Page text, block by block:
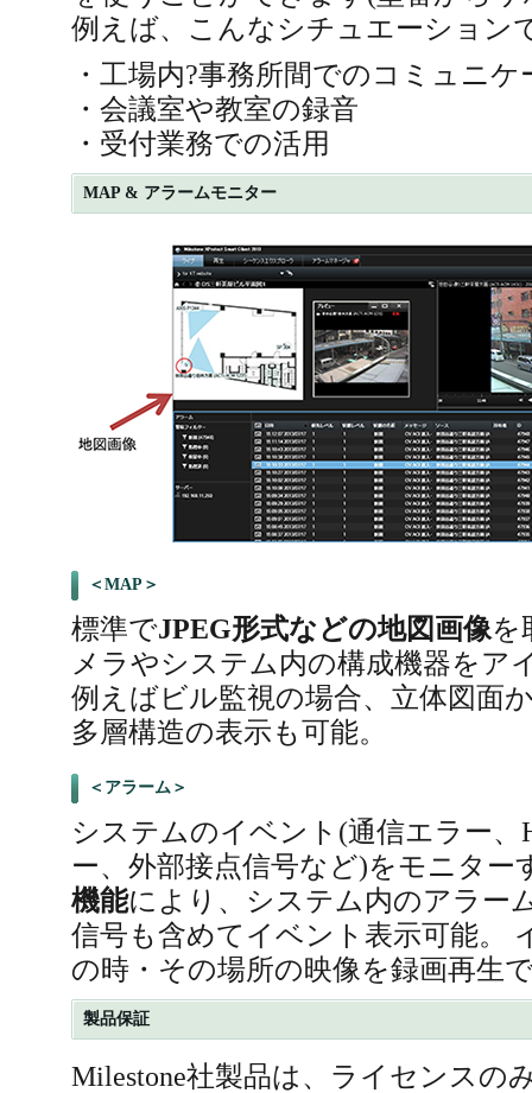
例えば、こんなシチュエーション
・工場内?事務所間でのコミュニ
・会議室や教室の録音
・受付業務での活用
MAP & アラームモニター
＜MAP＞
標準でJPEG形式などの地図画像を
メラやシステム内の構成機器をア
例えばビル監視の場合、立体図面
多層構造の表示も可能。
＜アラーム＞
システムのイベント(通信エラー、
ー、外部接点信号など)をモニター
機能により、システム内のアラー
信号も含めてイベント表示可能。
の時・その場所の映像を録画再生
製品保証
Milestone社製品は、ライセンスの